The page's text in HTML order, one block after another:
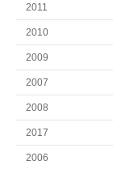
2011
2010
2009
2007
2008
2017
2006